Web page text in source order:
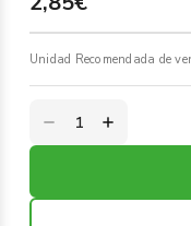
Unidad Recomendada de